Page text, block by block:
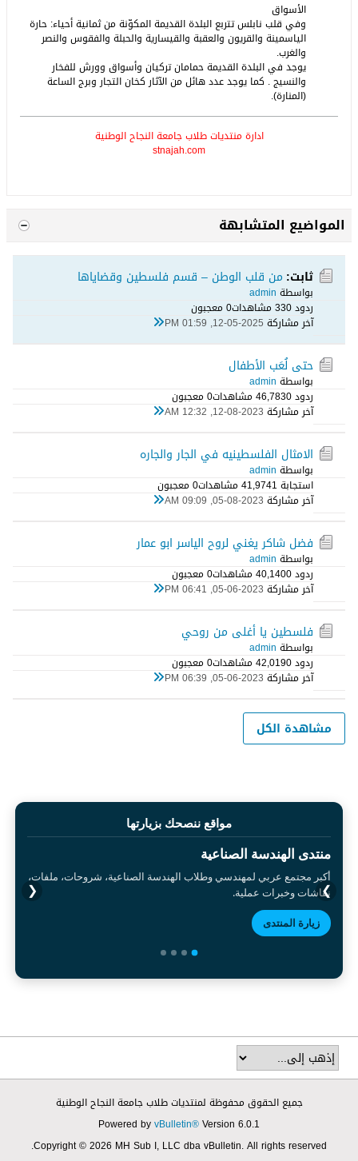
الأسواق
وفي قلب نابلس تتربع البلدة القديمة المكوّنة من ثمانية أحياء: حارة
الياسمينة والقريون والعقبة والقيسارية والحبلة والفقوس والنصر
والغرب.
يوجد في البلدة القديمة حمامان تركيان وأسواق وورش للفخار
والنسيج . كما يوجد عدد هائل من الآثار كخان التجار وبرج الساعة
(المنارة).
ادارة منتديات طلاب جامعة النجاح الوطنية
stnajah.com
المواضيع المتشابهة
ثابت: من قلب الوطن – قسم فلسطين وقضاياها
بواسطة admin
ردود 0 33 مشاهدات
0 معجبون
آخر مشاركة 12-05-2025, 01:59 PM
حتى لُعَب الأطفال
بواسطة admin
ردود 0 46,783 مشاهدات
0 معجبون
آخر مشاركة 12-08-2023, 12:32 AM
الامثال الفلسطينيه في الجار والجاره
بواسطة admin
استجابة 1 41,974 مشاهدات
0 معجبون
آخر مشاركة 05-08-2023, 09:09 AM
فضل شاكر يغني لروح الياسر ابو عمار
بواسطة admin
ردود 0 40,140 مشاهدات
0 معجبون
آخر مشاركة 05-06-2023, 06:41 PM
فلسطين يا أغلى من روحي
بواسطة admin
ردود 0 42,019 مشاهدات
0 معجبون
آخر مشاركة 05-06-2023, 06:39 PM
مشاهدة الكل
مواقع ننصحك بزيارتها
منتدى الهندسة الصناعية
أكبر مجتمع عربي لمهندسي وطلاب الهندسة الصناعية، شروحات، ملفات،
نقاشات وخبرات عملية.
زيارة المنتدى
❮ ❯
جميع الحقوق محفوظة لمنتديات طلاب جامعة النجاح الوطنية
Powered byvBulletin®Version 6.0.1
Copyright © 2026 MH Sub I, LLC dba vBulletin. All rights reserved.